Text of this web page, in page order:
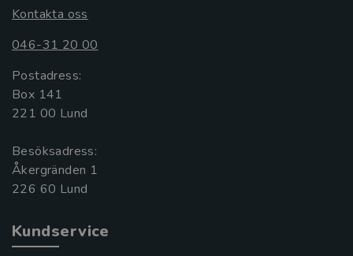
Kontakta oss
046-31 20 00
Postadress:
Box 141
221 00 Lund
Besöksadress:
Åkergränden 1
Kundservice